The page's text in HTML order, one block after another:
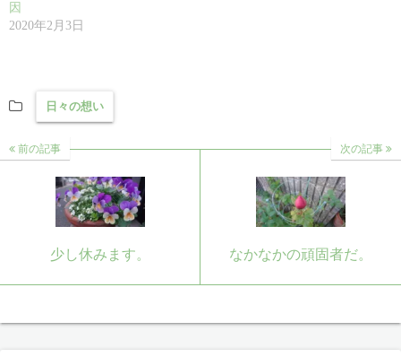
す
)
因
2020年2月3日
日々の想い
前の記事
少し休みます。
次の記事
なかなかの頑固者だ。